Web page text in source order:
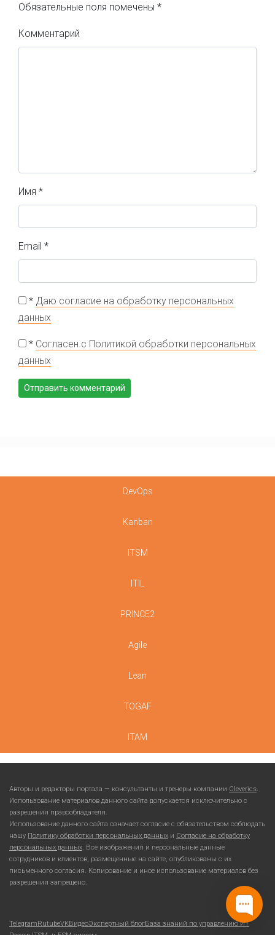
Обязательные поля помечены *
Комментарий
Имя *
Email *
* Даю согласие на обработку персональных
данных
* Согласен с Политикой обработки персональных
данных
DevOps
Kanban
ITSM
ITIL
PRINCE2
Agile
Lean
TOGAF
ITAM
Авторы и редакторы портала — консультанты и тренеры компании Cleverics.
Использование материалов данного сайта допускается исключительно с
разрешения правообладателя.
Использование данного сайта означает согласие с обязательством соблюдать
нашу Политику обработки персональных данных и Согласие на обработку
персональных данных. Все изображения и персональные данные
сотрудников и клиентов, размещенные на сайте, опубликованы с их
письменного согласия. Копирование и иное использование материалов без
разрешения запрещено.
TelegramRutubeVKВидеоЭкспертный блогБаза знаний по управлению ИТ